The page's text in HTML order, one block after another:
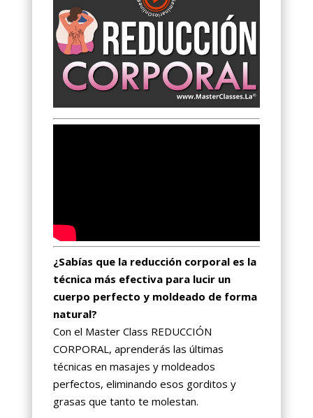
¿Sabías que la reducción corporal es la
técnica más efectiva para lucir un
cuerpo perfecto y moldeado de forma
natural?
Con el Master Class REDUCCIÓN
CORPORAL, aprenderás las últimas
técnicas en masajes y moldeados
perfectos, eliminando esos gorditos y
grasas que tanto te molestan.